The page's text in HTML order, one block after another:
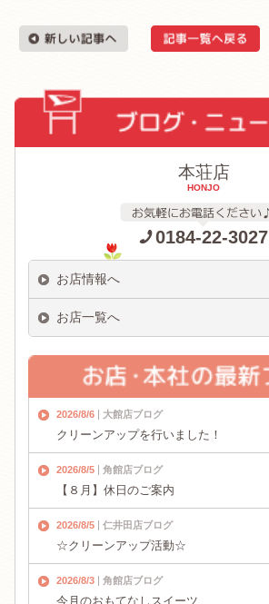
本荘店
HONJO
0184-22-3027
お店情報へ
お店一覧へ
2026/8/6 大館店ブログ
クリーンアップを行いました！
2026/8/5 角館店ブログ
【８月】休日のご案内
2026/8/5 仁井田店ブログ
☆クリーンアップ活動☆
2026/8/3 角館店ブログ
今月のおもてなしスイーツ